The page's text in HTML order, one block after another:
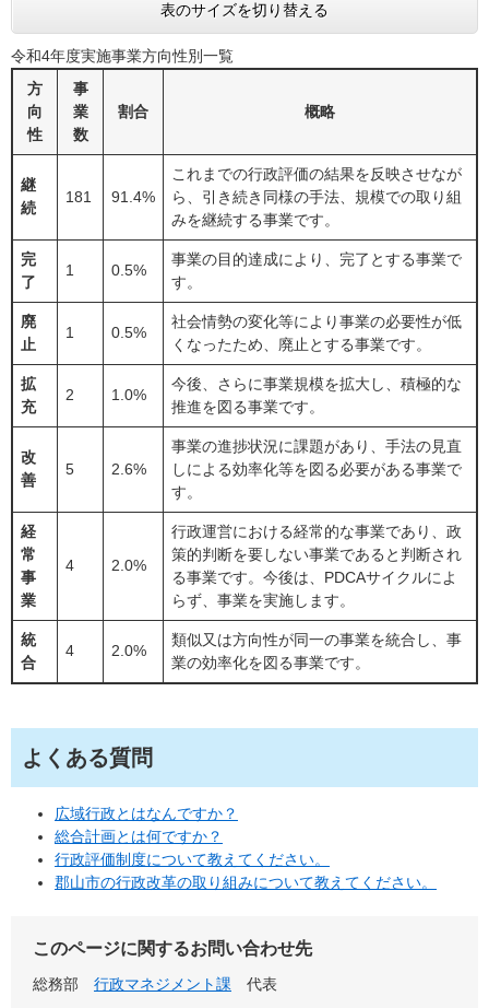
表のサイズを切り替える
令和4年度実施事業方向性別一覧
方
向
性
事
業
数
割合 概略
継
続
181 91.4%
これまでの行政評価の結果を反映させなが
ら、引き続き同様の手法、規模での取り組
みを継続する事業です。
完
了
1 0.5%
事業の目的達成により、完了とする事業で
す。
廃
止
1 0.5%
社会情勢の変化等により事業の必要性が低
くなったため、廃止とする事業です。
拡
充
2 1.0%
今後、さらに事業規模を拡大し、積極的な
推進を図る事業です。
改
善
5 2.6%
事業の進捗状況に課題があり、手法の見直
しによる効率化等を図る必要がある事業で
す。
経
常
事
業
4 2.0%
行政運営における経常的な事業であり、政
策的判断を要しない事業であると判断され
る事業です。今後は、PDCAサイクルによ
らず、事業を実施します。
統
合
4 2.0%
類似又は方向性が同一の事業を統合し、事
業の効率化を図る事業です。
よくある質問
広域行政とはなんですか？
総合計画とは何ですか？
行政評価制度について教えてください。
郡山市の行政改革の取り組みについて教えてください。
このページに関するお問い合わせ先
総務部 行政マネジメント課
代表